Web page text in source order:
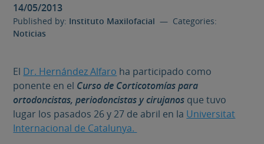
14/05/2013
Published by: Instituto Maxilofacial — Categories:
Noticias
El Dr. Hernández Alfaro ha participado como
ponente en el Curso de Corticotomías para
ortodoncistas, periodoncistas y cirujanos que tuvo
lugar los pasados 26 y 27 de abril en la Universitat
Internacional de Catalunya.